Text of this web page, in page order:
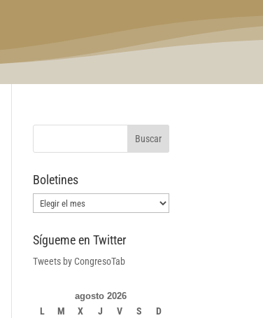
Boletines
Boletines
Sígueme en Twitter
Tweets by CongresoTab
agosto 2026
L M X J V S
D